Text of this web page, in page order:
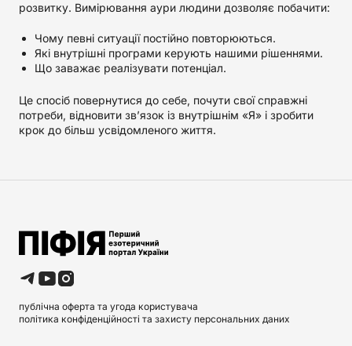
розвитку. Вимірювання аури людини дозволяє побачити:
Чому певні ситуації постійно повторюються.
Які внутрішні програми керують нашими рішеннями.
Що заважає реалізувати потенціал.
Це спосіб повернутися до себе, почути свої справжні
потреби, відновити зв’язок із внутрішнім «Я» і зробити
крок до більш усвідомленого життя.
публічна оферта та угода користувача
політика конфіденційності та захисту персональних даних